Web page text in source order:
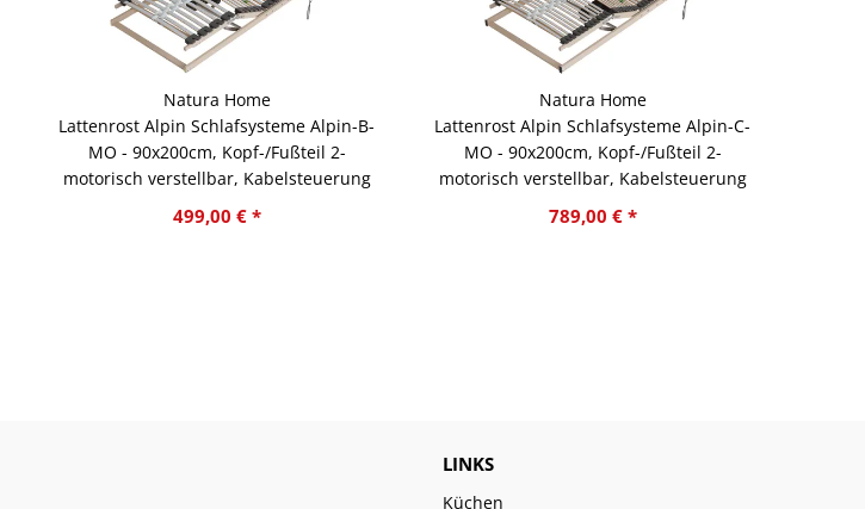
Natura Home
Lattenrost Alpin Schlafsysteme Alpin-B-
MO - 90x200cm, Kopf-/Fußteil 2-
motorisch verstellbar, Kabelsteuerung
499,00 € *
Natura Home
Lattenrost Alpin Schlafsysteme Alpin-C-
MO - 90x200cm, Kopf-/Fußteil 2-
motorisch verstellbar, Kabelsteuerung
789,00 € *
LINKS
Küchen